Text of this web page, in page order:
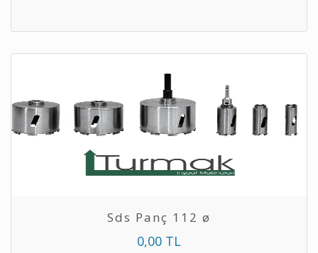
Sds Panç 112 ø
0,00 TL